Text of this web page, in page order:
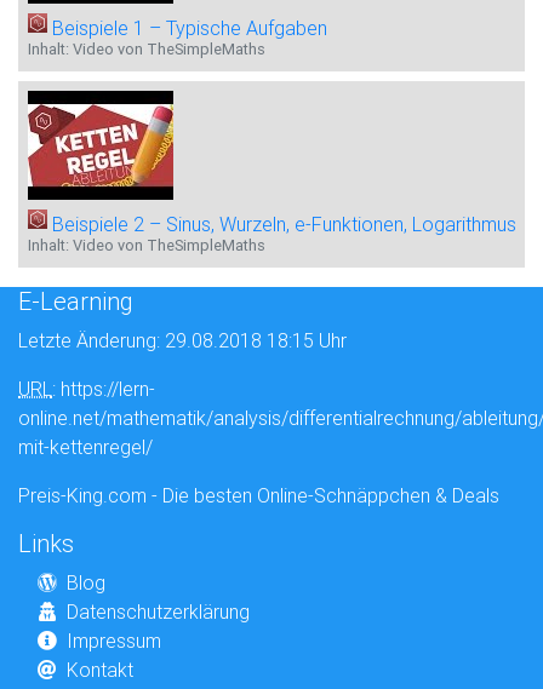
Beispiele 1 – Typische Aufgaben
Inhalt: Video von TheSimpleMaths
Beispiele 2 – Sinus, Wurzeln, e-Funktionen, Logarithmus
Inhalt: Video von TheSimpleMaths
E-Learning
Letzte Änderung: 29.08.2018 18:15 Uhr
URL: https://lern-
online.net/mathematik/analysis/differentialrechnung/
mit-kettenregel/
Preis-King.com - Die besten Online-Schnäppchen & Deals
Links
Blog
Datenschutzerklärung
Impressum
Kontakt